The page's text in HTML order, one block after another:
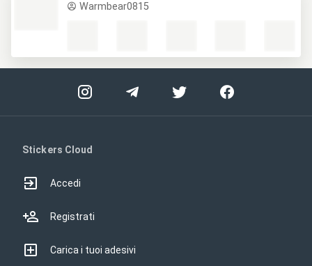
Warmbear0815
Stickers Cloud
Accedi
Registrati
Carica i tuoi adesivi